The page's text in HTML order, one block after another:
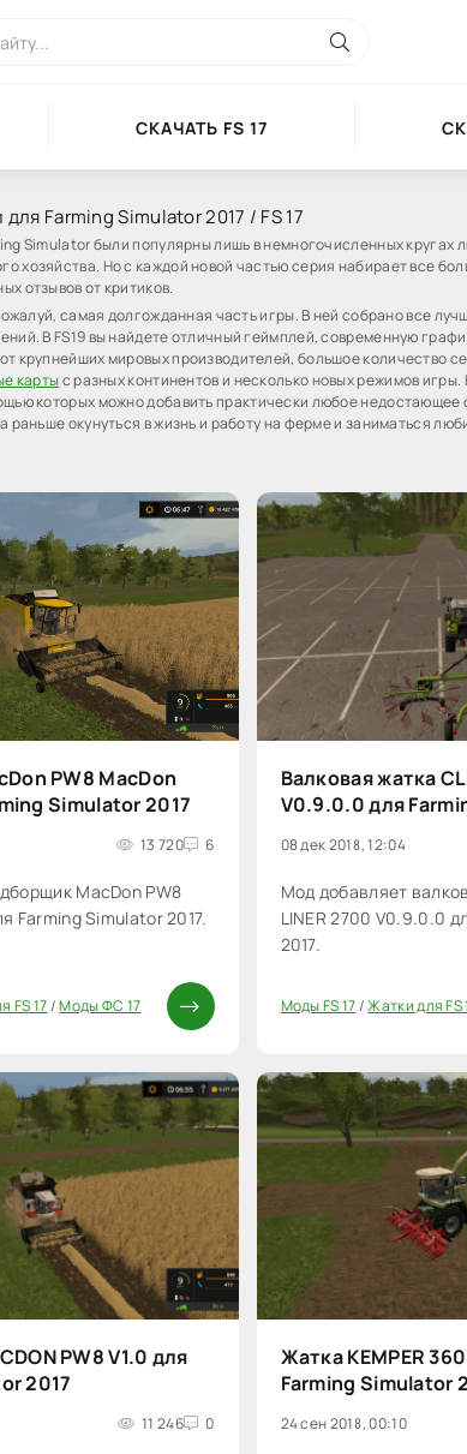
СКАЧАТЬ FS 17
Farming Simulator 2017 / FS 17
Simulator были популярны лишь в немногочисленных кругах
хозяйства. Но с каждой новой частью серия набирает все
отзывов от критиков.
самая долгожданная часть игры. В ней собрано все
В FS19 вы найдете отличный геймплей, современную
крупнейших мировых производителей, большое количество
картыс разных континентов и несколько новых режимов
которых можно добавить практически любое недостающее
раньше окунуться в жизнь и работу на ферме и заниматься
PW8 MacDon
Simulator 2017
13 720 6
MacDon PW8
Farming Simulator 2017.
FS 17/Моды ФС 17
Валковая жатка
V0.9.0.0 для
08 дек 2018, 12:04
Мод добавляет
LINER 2700 V0.9.0.0
2017.
20
Моды FS 17/Жатки для FS
PW8 V1.0 для
2017
11 246 0
Жатка KEMPER
Farming Simulator
24 сен 2018, 00:10